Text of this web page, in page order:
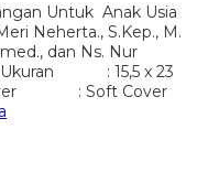
Untuk Anak Usia
Neherta., S.Kep., M.
dan Ns. Nur
Ukuran : 15,5 x 23
: Soft Cover